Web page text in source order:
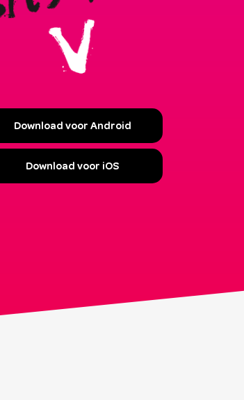
Download voor Android
Download voor iOS